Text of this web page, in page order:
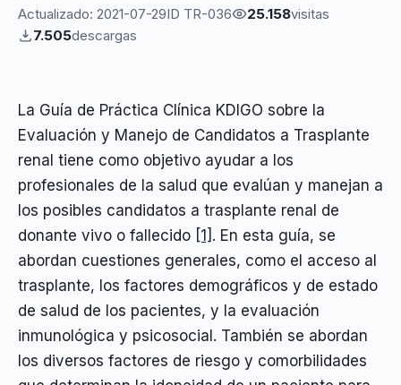
Actualizado: 2021-07-29ID TR-036 25.158visitas
7.505descargas
La Guía de Práctica Clínica KDIGO sobre la
Evaluación y Manejo de Candidatos a Trasplante
renal tiene como objetivo ayudar a los
profesionales de la salud que evalúan y manejan a
los posibles candidatos a trasplante renal de
donante vivo o fallecido [1] . En esta guía, se
abordan cuestiones generales, como el acceso al
trasplante, los factores demográficos y de estado
de salud de los pacientes, y la evaluación
inmunológica y psicosocial. También se abordan
los diversos factores de riesgo y comorbilidades